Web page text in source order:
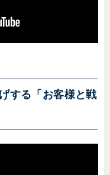
する「お客様と戦